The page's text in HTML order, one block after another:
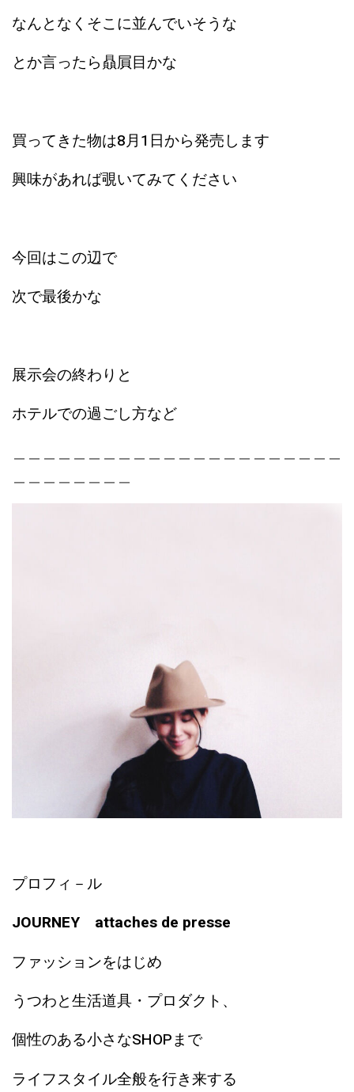
なんとなくそこに並んでいそうな
とか言ったら贔屓目かな
買ってきた物は8月1日から発売します
興味があれば覗いてみてください
今回はこの辺で
次で最後かな
展示会の終わりと
ホテルでの過ごし方など
＿＿＿＿＿＿＿＿＿＿＿＿＿＿＿＿＿＿＿＿＿＿
＿＿＿＿＿＿＿＿
プロフィ－ル
JOURNEY attaches de presse
ファッションをはじめ
うつわと生活道具・プロダクト、
個性のある小さなSHOPまで
ライフスタイル全般を行き来する